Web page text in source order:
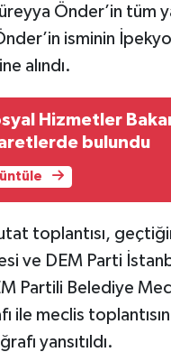
Önder’in tüm
isminin
alındı.
Hizmetler
bulundu
toplantısı,
ve DEM Parti
Partili Belediye
ile meclis
yansıtıldı.